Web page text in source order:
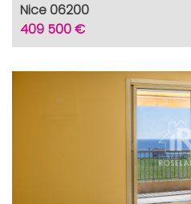
Nice 06200
409 500 €